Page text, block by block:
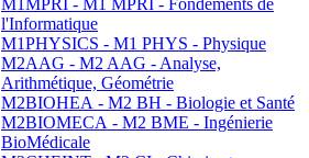
M1MPRI - M1 MPRI - Fondements de
l'Informatique
M1PHYSICS - M1 PHYS - Physique
M2AAG - M2 AAG - Analyse,
Arithmétique, Géométrie
M2BIOHEA - M2 BH - Biologie et Santé
M2BIOMECA - M2 BME - Ingénierie
BioMédicale